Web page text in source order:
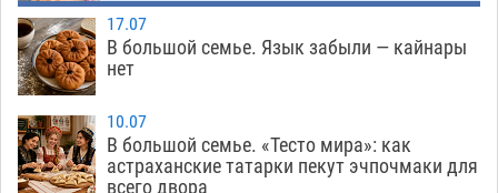
13:13
Скончался второй ребенок после пожара в
Астрахани
12:49
Астраханские гандболисты с крупной победы
стартовали на Всероссийской Спартакиаде
17.07
В большой семье. Язык забыли — кайнары
нет
10.07
В большой семье. «Тесто мира»: как
астраханские татарки пекут эчпочмаки для
всего двора